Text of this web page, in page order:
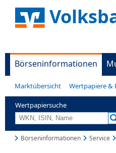
Börseninformationen
Marktübersicht Wertpapiere &
Wertpapiersuche
Börseninformationen Service